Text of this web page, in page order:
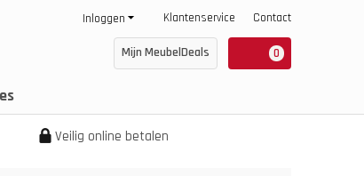
Klantenservice Contact
Inloggen
0
Mijn MeubelDeals
Veilig online betalen